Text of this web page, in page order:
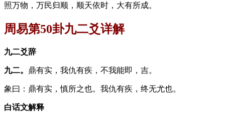
照万物，万民归顺，顺天依时，大有所成。
周易第50卦九二爻详解
九二爻辞
九二。 鼎有实，我仇有疾，不我能即，吉。
象曰：鼎有实，慎所之也。我仇有疾，终无尤也。
白话文解释